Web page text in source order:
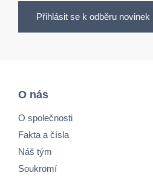
Přihlásit se k odběru novinek
O nás
O společnosti
Fakta a čísla
Náš tým
Soukromí